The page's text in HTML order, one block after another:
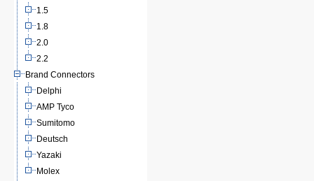
1.5
1.8
2.0
2.2
Brand Connectors
Delphi
AMP Tyco
Sumitomo
Deutsch
Yazaki
Molex